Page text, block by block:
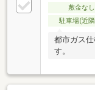
敷金なし
駐車場(近
都市ガス
す。